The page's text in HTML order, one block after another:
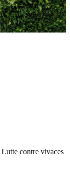
Lutte contre vivaces